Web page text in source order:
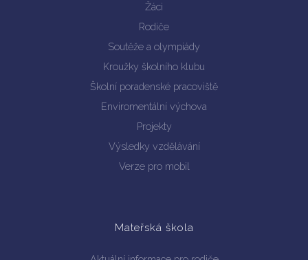
Žáci
Rodiče
Soutěže a olympiády
Kroužky školního klubu
Školní poradenské pracoviště
Enviromentální výchova
Projekty
Výsledky vzdělávání
Verze pro mobil
Mateřská škola